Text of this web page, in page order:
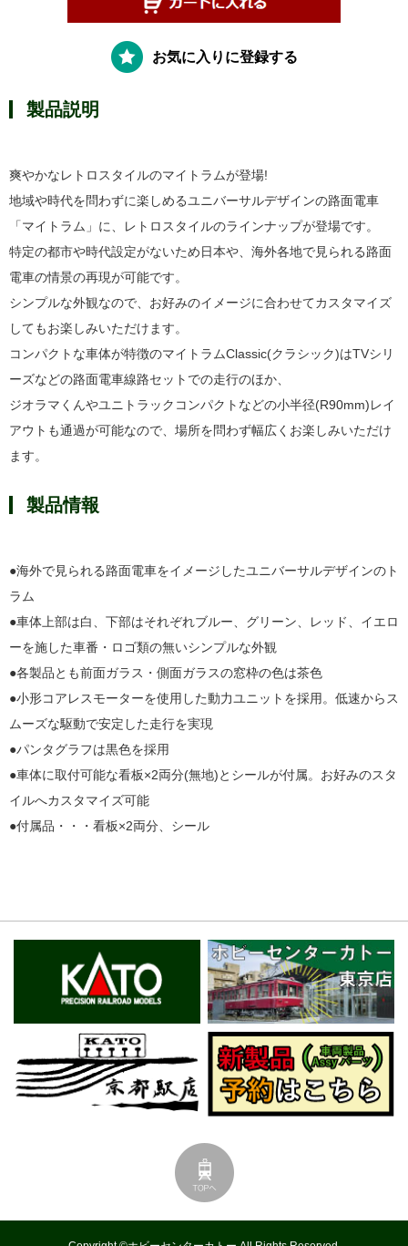
お気に入りに登録する
製品説明
爽やかなレトロスタイルのマイトラムが登場!
地域や時代を問わずに楽しめるユニバーサルデザインの路面電車
「マイトラム」に、レトロスタイルのラインナップが登場です。
特定の都市や時代設定がないため日本や、海外各地で見られる路面
電車の情景の再現が可能です。
シンプルな外観なので、お好みのイメージに合わせてカスタマイズ
してもお楽しみいただけます。
コンパクトな車体が特徴のマイトラムClassic(クラシック)はTVシリ
ーズなどの路面電車線路セットでの走行のほか、
ジオラマくんやユニトラックコンパクトなどの小半径(R90mm)レイ
アウトも通過が可能なので、場所を問わず幅広くお楽しみいただけ
ます。
製品情報
●海外で見られる路面電車をイメージしたユニバーサルデザインのト
ラム
●車体上部は白、下部はそれぞれブルー、グリーン、レッド、イエロ
ーを施した車番・ロゴ類の無いシンプルな外観
●各製品とも前面ガラス・側面ガラスの窓枠の色は茶色
●小形コアレスモーターを使用した動力ユニットを採用。低速からス
ムーズな駆動で安定した走行を実現
●パンタグラフは黒色を採用
●車体に取付可能な看板×2両分(無地)とシールが付属。お好みのスタ
イルへカスタマイズ可能
●付属品・・・看板×2両分、シール